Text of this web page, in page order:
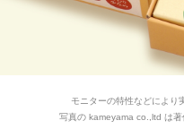
モニターの特性などにより
写真の kameyama co.,ltd は著